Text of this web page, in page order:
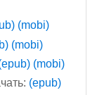
(mobi)
(mobi)
(mobi)
(epub)